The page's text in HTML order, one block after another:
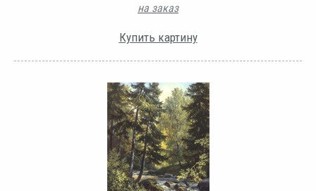
на заказ
Купить картину